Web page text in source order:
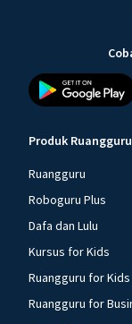
Produk Ruangguru
Ruangguru
Roboguru Plus
Dafa dan Lulu
Kursus for Kids
Ruangguru for Kids
Ruangguru for